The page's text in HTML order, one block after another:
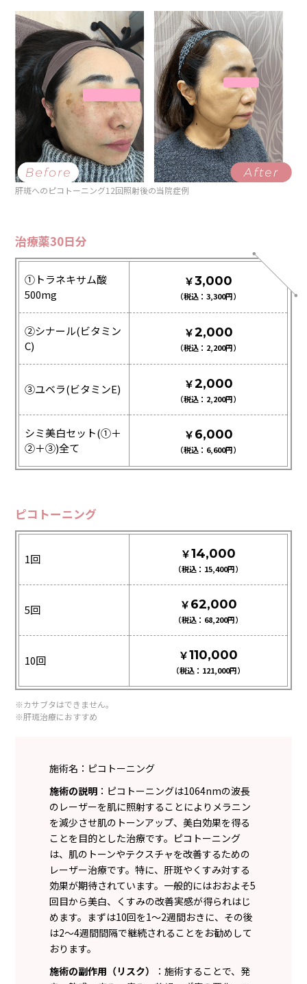
肝斑へのピコトーニング12回照射後の当院症例
治療薬30日分
①トラネキサム酸
500mg
￥3,000
3,300
②シナール(ビタミン
C)
￥2,000
2,200
③ユベラ(ビタミンE) ￥2,000
2,200
シミ美白セット(①＋
②＋③)全て
￥6,000
6,600
ピコトーニング
1回 ￥14,000
15,400
5回 ￥62,000
68,200
10回 ￥110,000
121,000
※カサブタはできません。
※肝斑治療におすすめ
施術名：ピコトーニング
施術の説明 ：ピコトーニングは1064nmの波長
のレーザーを肌に照射することによりメラニン
を減少させ肌のトーンアップ、美白効果を得る
ことを目的とした治療です。ピコトーニング
は、肌のトーンやテクスチャを改善するための
レーザー治療です。特に、肝斑やくすみ対する
効果が期待されています。一般的にはおおよそ5
回目から美白、くすみの改善実感が得られはじ
めます。まずは10回を1〜2週間おきに、その後
は2〜4週間間隔で継続されることをお勧めして
おります。
施術の副作用（リスク）
：施術することで、発